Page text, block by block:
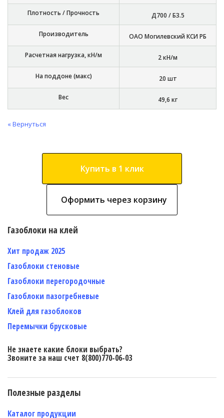
Плотность / Прочность Д700 / Б3.5
Производитель ОАО Могилевский КСИ РБ
Расчетная нагрузка, кН/м 2 кН/м
На поддоне (макс) 20 шт
Вес 49,6 кг
« Вернуться
Купить в 1 клик
Оформить через корзину
Газоблоки на клей
Хит продаж 2025
Газоблоки стеновые
Газоблоки перегородочные
Газоблоки пазогребневые
Клей для газоблоков
Перемычки брусковые
Не знаете какие блоки выбрать?
Звоните за наш счет 8(800)770-06-03
Полезные разделы
Каталог продукции